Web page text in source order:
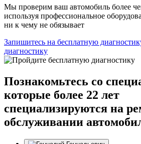
Мы проверим ваш автомобиль более
используя профессиональное
ни к чему не обязывает
Запишитесь на бесплатную
диагностику
Познакомьтесь со
которые более 22 лет
специализируются на
обслуживании